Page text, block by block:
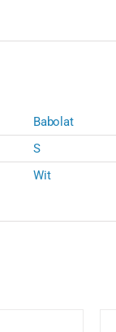
Babolat
S
Wit